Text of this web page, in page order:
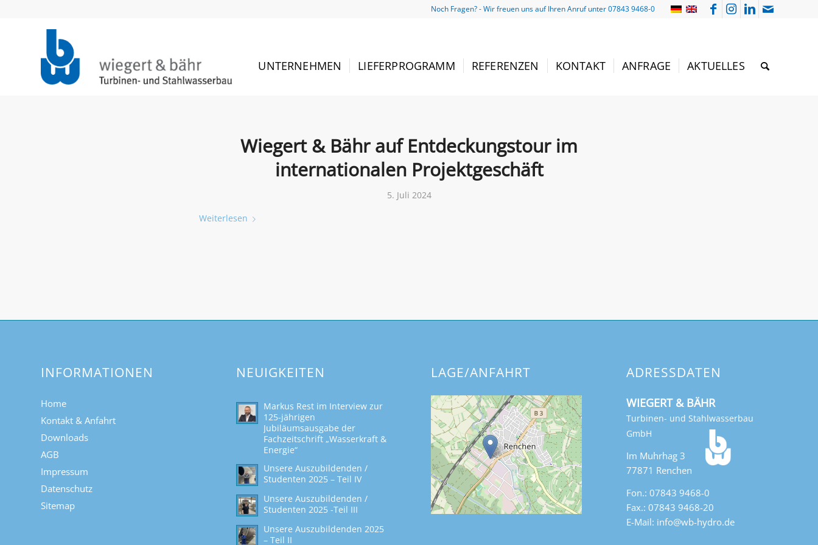
Noch Fragen? - Wir freuen uns auf Ihren Anruf unter 07843 9468-0
UNTERNEHMEN LIEFERPROGRAMM REFERENZEN KONTAKT ANFRAGE AKTUELLES
Wiegert & Bähr auf Entdeckungstour im
internationalen Projektgeschäft
5. Juli 2024
Weiterlesen
INFORMATIONEN
Home
Kontakt & Anfahrt
Downloads
AGB
Impressum
Datenschutz
Sitemap
NEUIGKEITEN
Markus Rest im Interview zur
125-jährigen
Jubiläumsausgabe der
Fachzeitschrift „Wasserkraft &
Energie“
Unsere Auszubildenden /
Studenten 2025 – Teil IV
Unsere Auszubildenden /
Studenten 2025 -Teil III
Unsere Auszubildenden 2025
– Teil II
LAGE/ANFAHRT ADRESSDATEN
WIEGERT & BÄHR
Turbinen- und Stahlwasserbau
GmbH
Im Muhrhag 3
77871 Renchen
Fon.: 07843 9468-0
Fax.: 07843 9468-20
E-Mail: info@wb-hydro.de